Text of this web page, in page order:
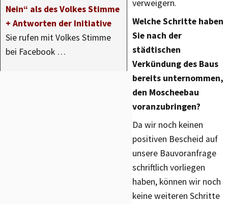
Nein“ als des Volkes Stimme
+ Antworten der Initiative
Sie rufen mit Volkes Stimme
bei Facebook …
verweigern.
Welche Schritte haben
Sie nach der
städtischen
Verkündung des Baus
bereits unternommen,
den Moscheebau
voranzubringen?
Da wir noch keinen
positiven Bescheid auf
unsere Bauvoranfrage
schriftlich vorliegen
haben, können wir noch
keine weiteren Schritte